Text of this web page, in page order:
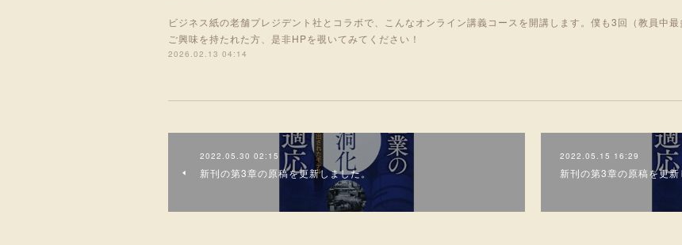
ビジネス紙の老舗プレジデント社とコラボで、こんなオンライン講義コースを開講します。僕も3回（教員中最
ご興味を持たれた方、是非HPを覗いてみてください！
2026.02.13 04:14
2022.05.30 02:15
新刊の第3章の原稿を更新しました。
2022.05.15 16:29
新刊の第3章の原稿を更